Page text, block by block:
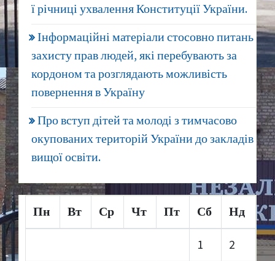
ї річниці ухвалення Конституції України.
Інформаційні матеріали стосовно питань
захисту прав людей, які перебувають за
кордоном та розглядають можливість
повернення в Україну
Про вступ дітей та молоді з тимчасово
окупованих територій України до закладів
вищої освіти.
Пн Вт Ср Чт Пт Сб Нд
1 2